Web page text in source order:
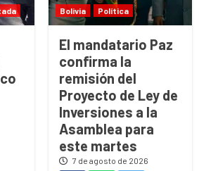
Bolivia Política
El mandatario Paz
confirma la
remisión del
Proyecto de Ley de
Inversiones a la
Asamblea para
este martes
7 de agosto de 2026